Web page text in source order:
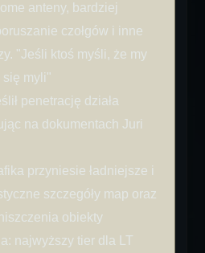
anteny, bardziej
czołgów i inne
"Jeśli ktoś myśli, że my
się myli"
penetrację działa
na dokumentach Juri
przyniesie ładniejsze i
szczegóły map oraz
obiekty
najwyższy tier dla LT